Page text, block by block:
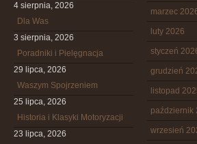
4 sierpnia, 2026
Dla Was
3 sierpnia, 2026
Poradniki i Pielęgnacja
29 lipca, 2026
Waszym Spojrzeniem
25 lipca, 2026
Historia i Klasyki Motoryzacji
23 lipca, 2026
marzec
luty 2026
styczeń
grudzień
listopad
październik
wrzesień